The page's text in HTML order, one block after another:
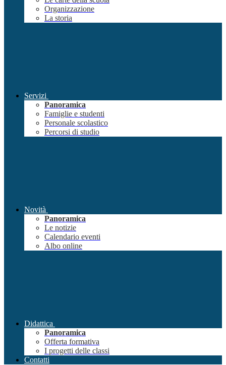
Organizzazione
La storia
Servizi
Panoramica
Famiglie e studenti
Personale scolastico
Percorsi di studio
Novità
Panoramica
Le notizie
Calendario eventi
Albo online
Didattica
Panoramica
Offerta formativa
I progetti delle classi
Contatti